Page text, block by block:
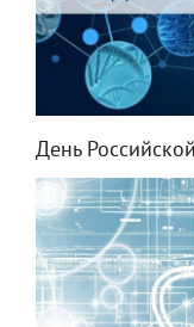
День